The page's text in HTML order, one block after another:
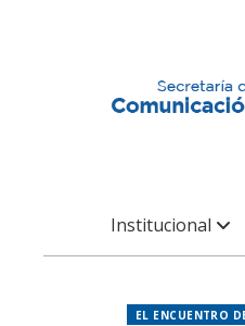
Institucional
EL ENCUENTRO